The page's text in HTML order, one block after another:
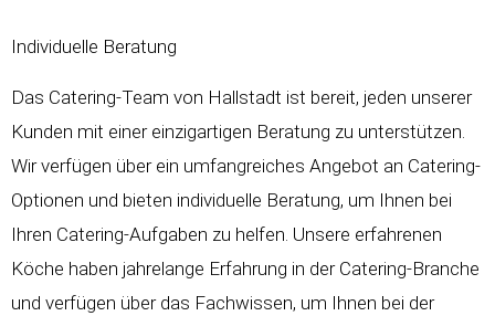
Individuelle Beratung
Das Catering-Team von Hallstadt ist bereit, jeden unserer
Kunden mit einer einzigartigen Beratung zu unterstützen.
Wir verfügen über ein umfangreiches Angebot an Catering-
Optionen und bieten individuelle Beratung, um Ihnen bei
Ihren Catering-Aufgaben zu helfen. Unsere erfahrenen
Köche haben jahrelange Erfahrung in der Catering-Branche
und verfügen über das Fachwissen, um Ihnen bei der